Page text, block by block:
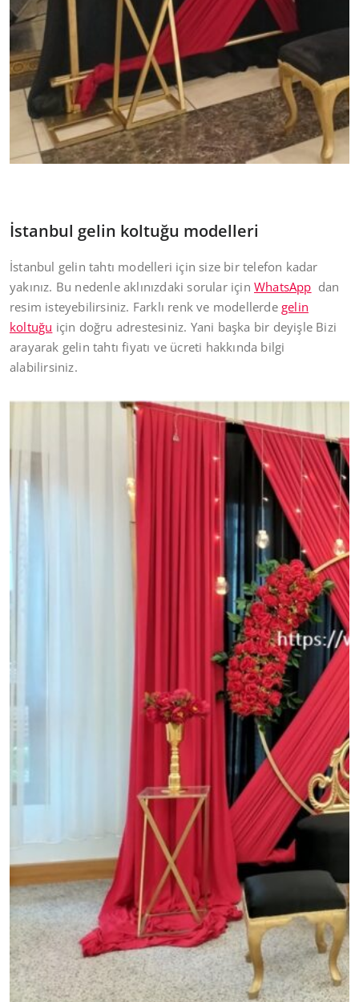
İstanbul gelin koltuğu modelleri
İstanbul gelin tahtı modelleri için size bir telefon kadar
yakınız. Bu nedenle aklınızdaki sorular içinWhatsApp dan
resim isteyebilirsiniz. Farklı renk ve modellerdegelin
koltuğu için doğru adrestesiniz. Yani başka bir deyişle Bizi
arayarak gelin tahtı fiyatı ve ücreti hakkında bilgi
alabilirsiniz.